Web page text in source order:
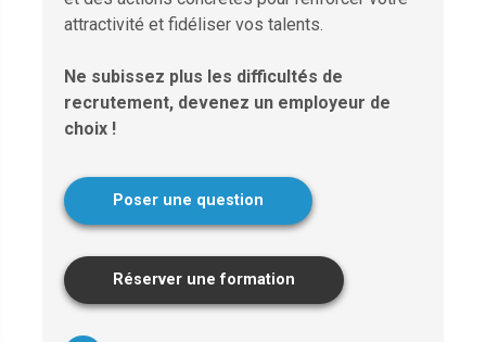
attractivité et fidéliser vos talents.
Ne subissez plus les difficultés de
recrutement, devenez un employeur de
choix !
Poser une question
Réserver une formation